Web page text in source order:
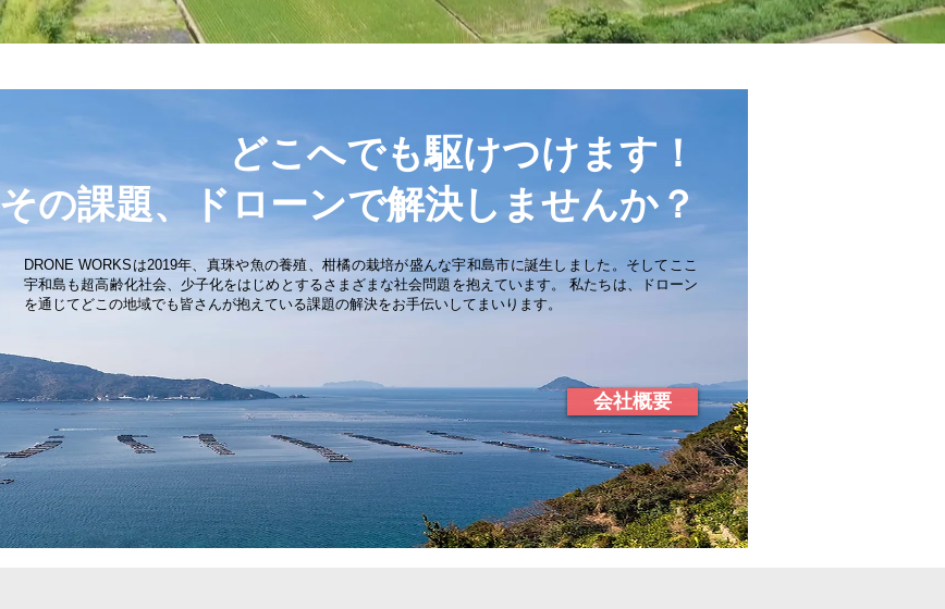
どこへでも駆けつけます！
その課題、ドローンで解決しませんか？
DRONE WORKSは2019年、真珠や魚の養殖、柑橘の栽培が盛んな宇和島市に誕生しました。そしてここ
宇和島も超高齢化社会、少子化をはじめとするさまざまな社会問題を抱えています。 私たちは、ドローン
を通じてどこの地域でも皆さんが抱えている課題の解決をお手伝いしてまいります。
会社概要